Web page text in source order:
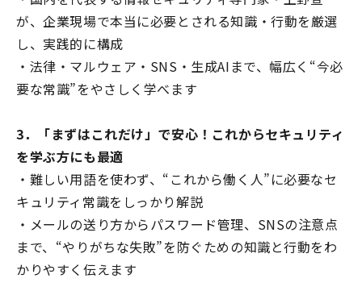
が、企業現場で本当に必要とされる知識・行動を厳選
し、実践的に構成
・法律・マルウェア・SNS・生成AIまで、幅広く“今必
要な常識”をやさしく学べます
3．「まずはこれだけ」で安心！これからセキュリティ
を学ぶ方にも最適
・難しい用語を使わず、“これから働く人”に必要なセ
キュリティ常識をしっかり解説
・メールの送り方からパスワード管理、SNSの注意点
まで、“やりがちな失敗”を防ぐための知識と行動をわ
かりやすく伝えます